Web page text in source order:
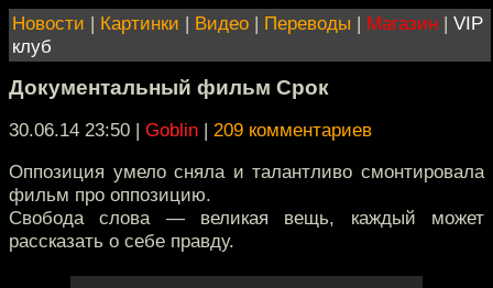
Новости | Картинки | Видео | Переводы | Магазин | VIP
клуб
Документальный фильм Срок
30.06.14 23:50 | Goblin | 209 комментариев
Оппозиция умело сняла и талантливо смонтировала
фильм про оппозицию.
Свобода слова — великая вещь, каждый может
рассказать о себе правду.